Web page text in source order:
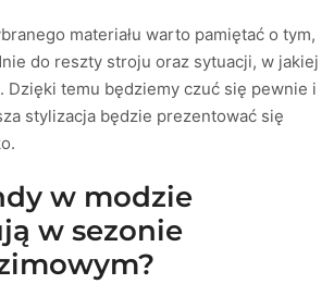
materiału warto pamiętać o tym,
do reszty stroju oraz sytuacji, w jakiej
Dzięki temu będziemy czuć się pewnie i
stylizacja będzie prezentować się
w modzie
w sezonie